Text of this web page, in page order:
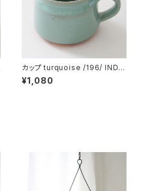
カップ turquoise /196/ INDIA
インド
¥1,080